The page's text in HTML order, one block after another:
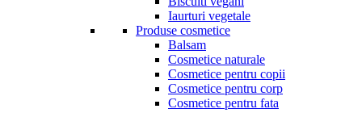
Iaurturi vegetale
Produse cosmetice
Balsam
Cosmetice naturale
Cosmetice pentru copii
Cosmetice pentru corp
Cosmetice pentru fata